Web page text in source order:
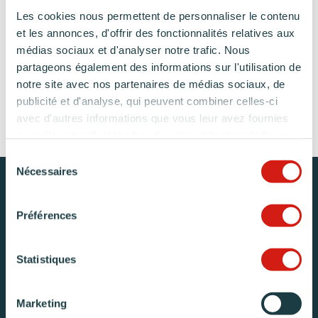
Les cookies nous permettent de personnaliser le contenu
et les annonces, d'offrir des fonctionnalités relatives aux
médias sociaux et d'analyser notre trafic. Nous
partageons également des informations sur l'utilisation de
notre site avec nos partenaires de médias sociaux, de
publicité et d'analyse, qui peuvent combiner celles-ci
avec d'autres informations que vous leur avez fournies
Sélection
Nécessaires
Préférences
Statistiques
Marketing
DISCUTER DE MON PROJET
ET D’ÉLÉGANCE À LA